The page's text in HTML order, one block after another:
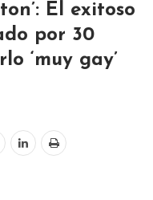
El exitoso
por 30
‘muy gay’